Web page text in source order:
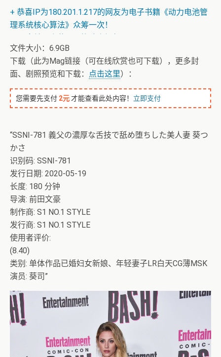
+ 恭喜IP为180.201.1.217的网友为电子书籍《动力电池管
理系统核心算法》众筹一次！
+ AV女神三上悠亚AI换脸小视频
文件大小：6.9GB
下载（此为Mag链接（可在线欣赏也可下载），更多封
面、剧照预览和下载：
点击这里）：
您需要先支付 2元 才能查看此处内容！ 立即支付
“SSNI-781 義父の濃厚な舌技で舐め堕ちした美人妻 葵つ
かさ
识别码: SSNI-781
发行日期: 2020-05-19
长度: 180 分钟
导演: 前田文豪
制作商: S1 NO.1 STYLE
发行商: S1 NO.1 STYLE
使用者评价:
(8.40)
类别: 单体作品已婚妇女新娘、年轻妻子LR白天CG薄MSK
演员: 葵司”